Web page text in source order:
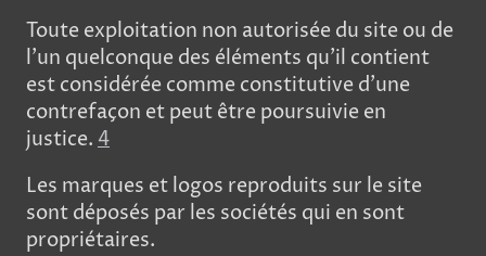
Toute exploitation non autorisée du site ou de
l’un quelconque des éléments qu’il contient
est considérée comme constitutive d’une
contrefaçon et peut être poursuivie en
justice. 4
Les marques et logos reproduits sur le site
sont déposés par les sociétés qui en sont
propriétaires.